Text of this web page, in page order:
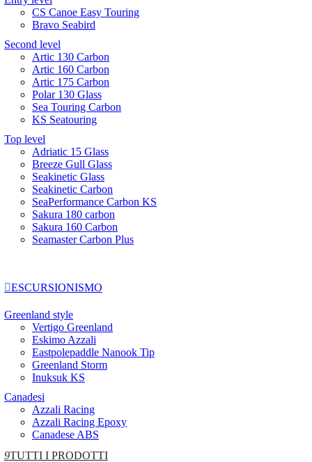
CS Canoe Easy Touring
Bravo Seabird
Second level
Artic 130 Carbon
Artic 160 Carbon
Artic 175 Carbon
Polar 130 Glass
Sea Touring Carbon
KS Seatouring
Top level
Adriatic 15 Glass
Breeze Gull Glass
Seakinetic Glass
Seakinetic Carbon
SeaPerformance Carbon KS
Sakura 180 carbon
Sakura 160 Carbon
Seamaster Carbon Plus
ESCURSIONISMO
Greenland style
Vertigo Greenland
Eskimo Azzali
Eastpolepaddle Nanook Tip
Greenland Storm
Inuksuk KS
Canadesi
Azzali Racing
Azzali Racing Epoxy
Canadese ABS
9TUTTI I PRODOTTI